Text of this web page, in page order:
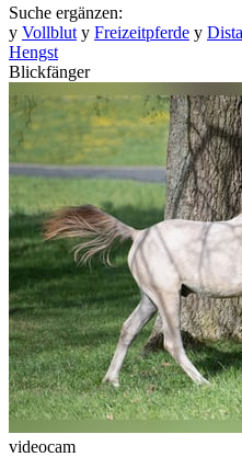
Suche ergänzen:
y Vollblut y Freizeitpferde y
Hengst
Blickfänger
videocam